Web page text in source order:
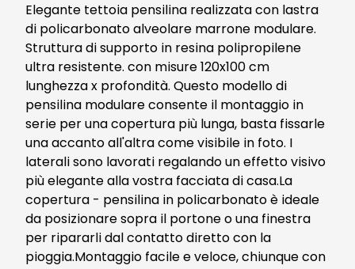
Elegante tettoia pensilina realizzata con lastra
di policarbonato alveolare marrone modulare.
Struttura di supporto in resina polipropilene
ultra resistente. con misure 120x100 cm
lunghezza x profondità. Questo modello di
pensilina modulare consente il montaggio in
serie per una copertura più lunga, basta fissarle
una accanto all'altra come visibile in foto. I
laterali sono lavorati regalando un effetto visivo
più elegante alla vostra facciata di casa.La
copertura - pensilina in policarbonato è ideale
da posizionare sopra il portone o una finestra
per ripararli dal contatto diretto con la
pioggia.Montaggio facile e veloce, chiunque con